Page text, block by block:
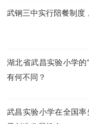
武钢三中实行陪餐制度
湖北省武昌实验小学的
有何不同？
武昌实验小学在全国率